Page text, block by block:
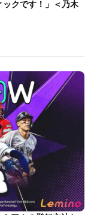
クです！」＜乃木